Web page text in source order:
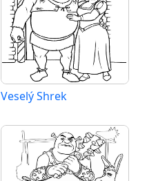
Veselý Shrek